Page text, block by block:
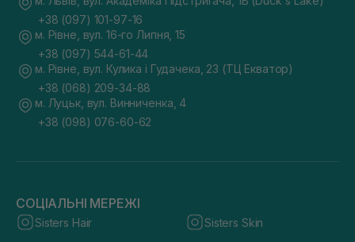
+38 (097) 101-97-16
м. Рівне, вул. 16-го Липня, 15
+38 (097) 544-61-44
м. Рівне, вул. Кулика і Гудачека, 23 (ТЦ Екватор)
+38 (068) 209-34-88
м. Луцьк, вул. Винниченка, 4
+38 (098) 076-60-62
СОЦІАЛЬНІ МЕРЕЖІ
Sisters Hair Sisters Skin